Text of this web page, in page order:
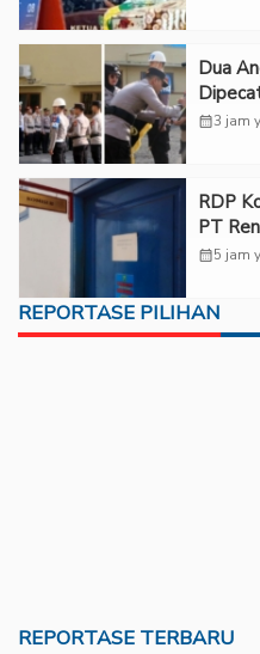
Dua
calendar_month3 jam
RDP
PT
dari
calendar_month5 jam
REPORTASE PILIHAN
REPORTASE TERBARU